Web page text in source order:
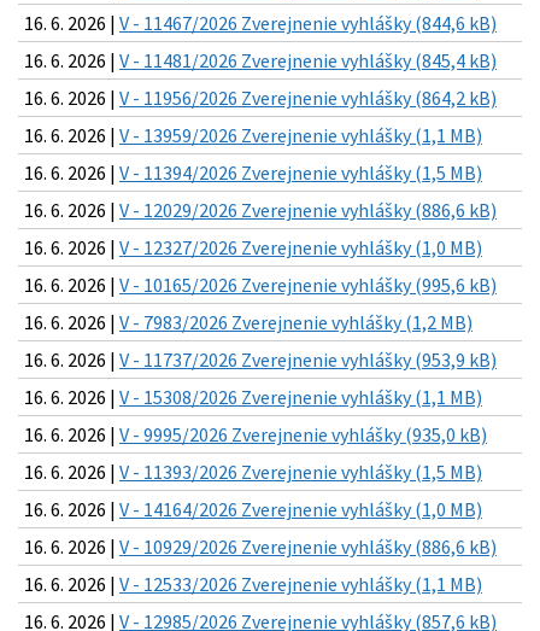
16. 6. 2026 | V - 11467/2026 Zverejnenie vyhlášky (844,6 kB)
16. 6. 2026 | V - 11481/2026 Zverejnenie vyhlášky (845,4 kB)
16. 6. 2026 | V - 11956/2026 Zverejnenie vyhlášky (864,2 kB)
16. 6. 2026 | V - 13959/2026 Zverejnenie vyhlášky (1,1 MB)
16. 6. 2026 | V - 11394/2026 Zverejnenie vyhlášky (1,5 MB)
16. 6. 2026 | V - 12029/2026 Zverejnenie vyhlášky (886,6 kB)
16. 6. 2026 | V - 12327/2026 Zverejnenie vyhlášky (1,0 MB)
16. 6. 2026 | V - 10165/2026 Zverejnenie vyhlášky (995,6 kB)
16. 6. 2026 | V - 7983/2026 Zverejnenie vyhlášky (1,2 MB)
16. 6. 2026 | V - 11737/2026 Zverejnenie vyhlášky (953,9 kB)
16. 6. 2026 | V - 15308/2026 Zverejnenie vyhlášky (1,1 MB)
16. 6. 2026 | V - 9995/2026 Zverejnenie vyhlášky (935,0 kB)
16. 6. 2026 | V - 11393/2026 Zverejnenie vyhlášky (1,5 MB)
16. 6. 2026 | V - 14164/2026 Zverejnenie vyhlášky (1,0 MB)
16. 6. 2026 | V - 10929/2026 Zverejnenie vyhlášky (886,6 kB)
16. 6. 2026 | V - 12533/2026 Zverejnenie vyhlášky (1,1 MB)
16. 6. 2026 | V - 12985/2026 Zverejnenie vyhlášky (857,6 kB)